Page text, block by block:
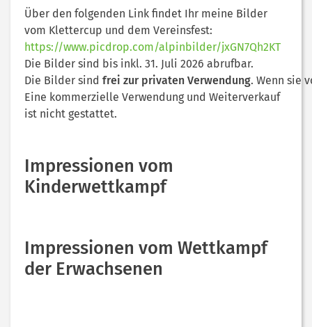
Über den folgenden Link findet Ihr meine Bilder
vom Klettercup und dem Vereinsfest:
https://www.picdrop.com/alpinbilder/jxGN7Qh2KT
Die Bilder sind bis inkl. 31. Juli 2026 abrufbar.
Die Bilder sind frei zur privaten Verwendung. Wenn sie
Eine kommerzielle Verwendung und Weiterverkauf
ist nicht gestattet.
Impressionen vom
Kinderwettkampf
Impressionen vom Wettkampf
der Erwachsenen